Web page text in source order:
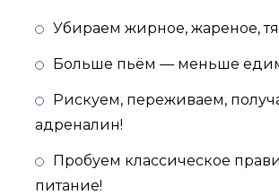
Убираем жирное, жареное,
Больше пьём — меньше
Рискуем, переживаем,
адреналин!
Пробуем классическое
питание!